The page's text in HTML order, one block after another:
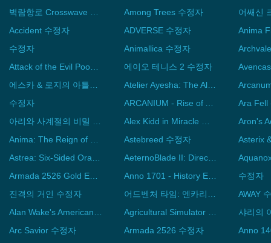
벽람항로 Crosswave 수정자
Among Trees 수정자
Accident 수정자
ADVERSE 수정자
Anima
수정자
Animallica 수정자
Attack of the Evil Poop 수정자
에이오 테니스 2 수정자
에스카 & 로지의 아틀리에 ~황혼 하늘의 연금술사~ DX 수정자
Atelier Ayesha: The Alchemist of Dusk DX 수정자
수정자
ARCANIUM - Rise of Akhan 수정자
아리와 사계절의 비밀 수정자
Alex Kidd in Miracle World DX 수정자
Aron's
Anima: The Reign of Darkness 수정자
Astebreed 수정자
Astrea: Six-Sided Oracles 수정자
AeternoBlade II: Director's Rewind 수정자
Armada 2526 Gold Edition 수정자
Anno 1701 - History Edition 수정자
수정자
진격의 거인 수정자
어드벤처 타임: 엔카리디언의 해적 수정자
AWAY
Alan Wake's American Nightmare 수정자
Agricultural Simulator 2011 - Extended Edition 수정자
Arc Savior 수정자
Armada 2526 수정자